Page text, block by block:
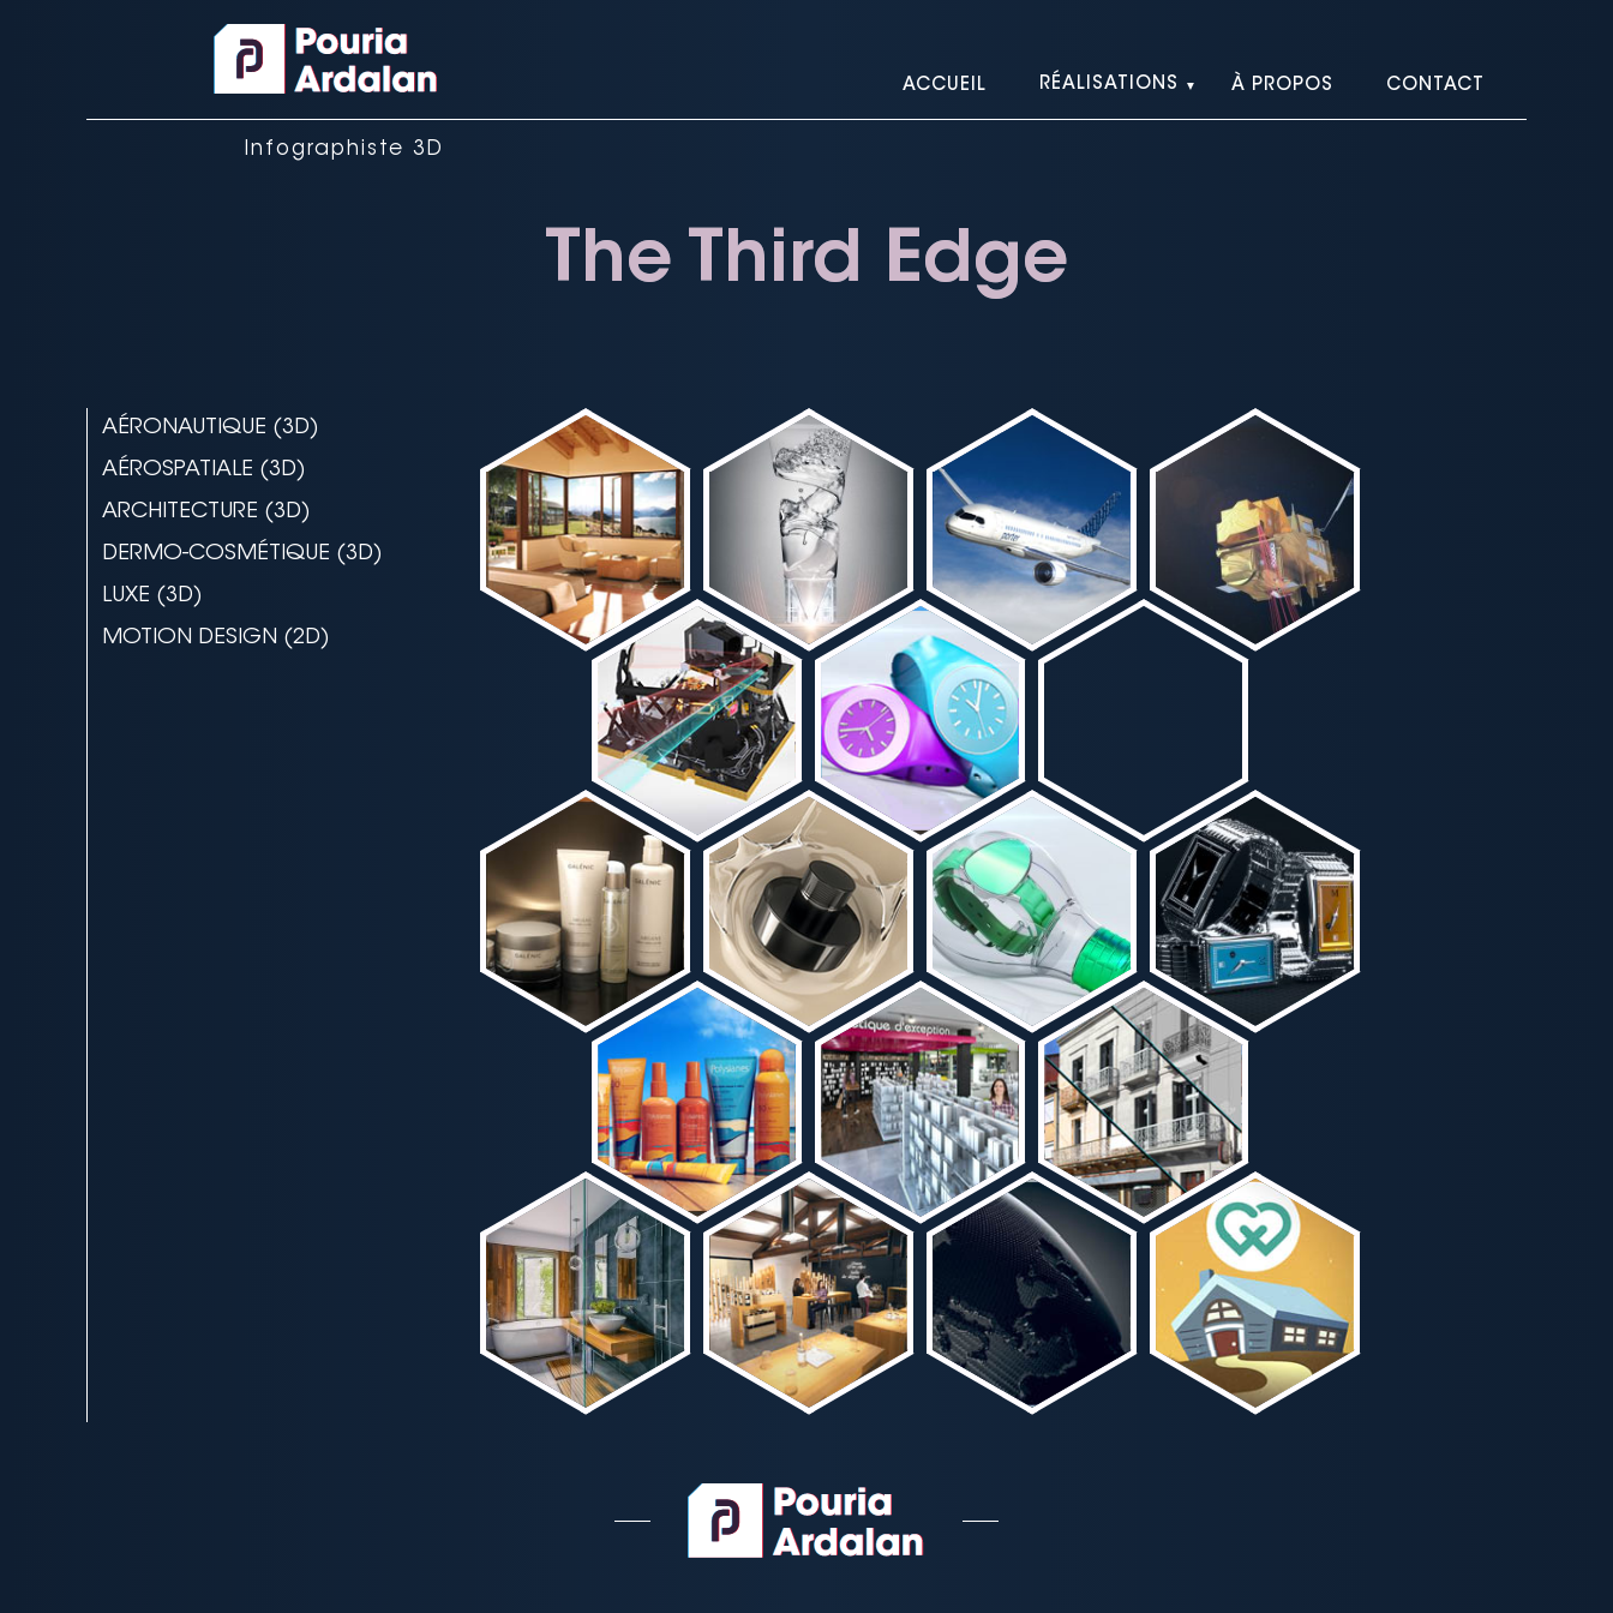
Infographiste 3D
ACCUEIL RÉALISATIONS À PROPOS CONTACT
The Third Edge
The Third Edge
The Third Edge
AÉRONAUTIQUE (3D)
AÉROSPATIALE (3D)
ARCHITECTURE (3D)
DERMO-COSMÉTIQUE (3D)
LUXE (3D)
MOTION DESIGN (2D)